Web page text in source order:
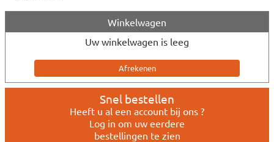
Winkelwagen
Uw winkelwagen is leeg
Snel bestellen
Heeft u al een account bij ons ?
Log in om uw eerdere
bestellingen te zien